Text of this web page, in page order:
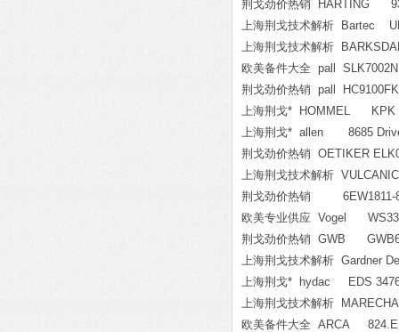
荆戈劲价热销 HARTING
上海荆戈技术解析 Bartec
上海荆戈技术解析
欧美备件大全 pall
荆戈劲价热销 pall
上海荆戈* HOMMEL KPK
上海荆戈* allen 8685 Drive
荆戈劲价热销 OETIKER
上海荆戈技术解析
荆戈劲价热销 6EW1811-
欧美专业供应 Vogel
荆戈劲价热销 GWB
上海荆戈技术解析 Gardner
上海荆戈* hydac EDS
上海荆戈技术解析
欧美备件大全 ARCA